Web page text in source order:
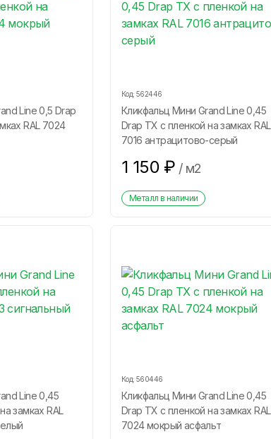
Line 0,5 Drap
RAL 7024
Код: 562446
Кликфальц Мини Grand Line 0,45
Drap ТХ с пленкой на замках RAL
7016 антрацитово-серый
1 150₽ / м2
Металл в наличии
Line 0,45
замках RAL
Код: 560446
Кликфальц Мини Grand Line 0,45
Drap ТХ с пленкой на замках RAL
7024 мокрый асфальт